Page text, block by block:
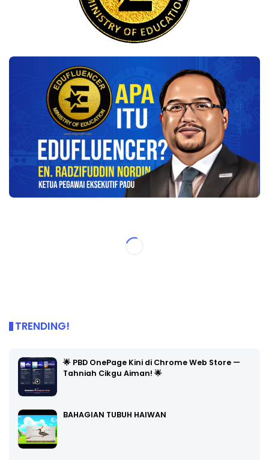
TRENDING!
🌟 PBD OnePage Kini di Chrome Web Store —
Tahniah Cikgu Aiman! 🌟
BAHAGIAN TUBUH HAIWAN